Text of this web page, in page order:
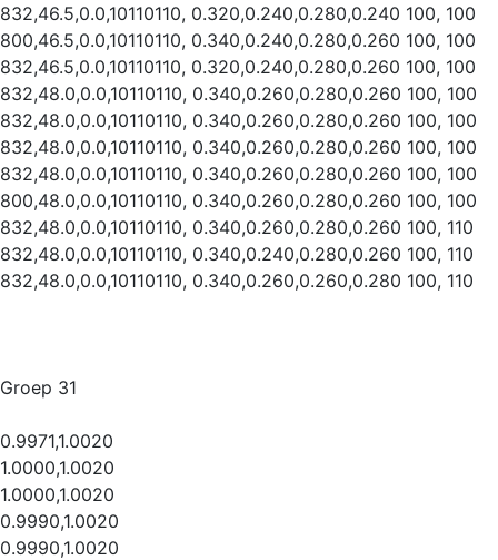
832,46.5,0.0,10110110, 0.320,0.240,0.280,0.240 100, 100
800,46.5,0.0,10110110, 0.340,0.240,0.280,0.260 100, 100
832,46.5,0.0,10110110, 0.320,0.240,0.280,0.260 100, 100
832,48.0,0.0,10110110, 0.340,0.260,0.280,0.260 100, 100
832,48.0,0.0,10110110, 0.340,0.260,0.280,0.260 100, 100
832,48.0,0.0,10110110, 0.340,0.260,0.280,0.260 100, 100
832,48.0,0.0,10110110, 0.340,0.260,0.280,0.260 100, 100
800,48.0,0.0,10110110, 0.340,0.260,0.280,0.260 100, 100
832,48.0,0.0,10110110, 0.340,0.260,0.280,0.260 100, 110
832,48.0,0.0,10110110, 0.340,0.240,0.280,0.260 100, 110
832,48.0,0.0,10110110, 0.340,0.260,0.260,0.280 100, 110
Groep 31
0.9971,1.0020
1.0000,1.0020
1.0000,1.0020
0.9990,1.0020
0.9990,1.0020